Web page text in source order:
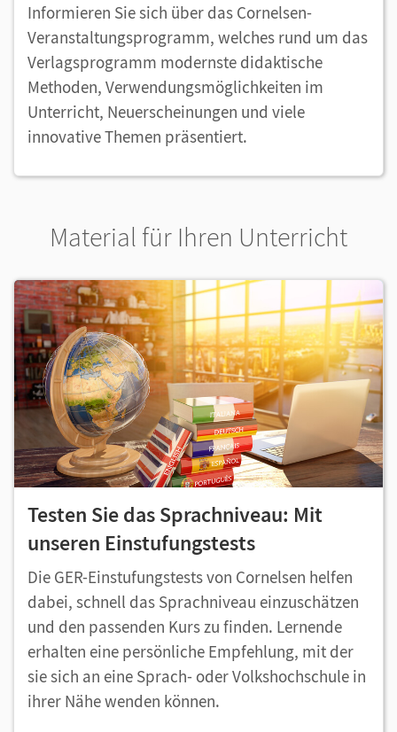
Informieren Sie sich über das Cornelsen-
Veranstaltungsprogramm, welches rund um das
Verlagsprogramm modernste didaktische
Methoden, Verwendungsmöglichkeiten im
Unterricht, Neuerscheinungen und viele
innovative Themen präsentiert.
Material für Ihren Unterricht
Testen Sie das Sprachniveau: Mit
unseren Einstufungstests
Die GER-Einstufungstests von Cornelsen helfen
dabei, schnell das Sprachniveau einzuschätzen
und den passenden Kurs zu finden. Lernende
erhalten eine persönliche Empfehlung, mit der
sie sich an eine Sprach- oder Volkshochschule in
ihrer Nähe wenden können.